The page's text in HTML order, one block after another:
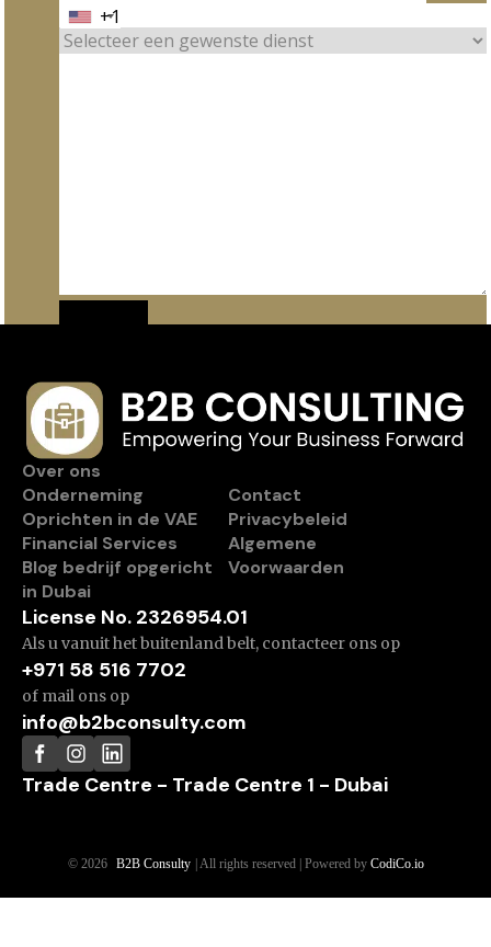
+1
Over ons
Onderneming
Oprichten in de VAE
Financial Services
Blog bedrijf opgericht
in Dubai
Contact
Privacybeleid
Algemene
Voorwaarden
License No. 2326954.01
Als u vanuit het buitenland belt, contacteer ons op
+971 58 516 7702
of mail ons op
info@b2bconsulty.com
Trade Centre - Trade Centre 1 - Dubai
© 2026 B2B Consulty | All rights reserved | Powered by CodiCo.io